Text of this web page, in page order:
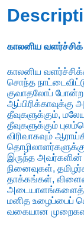
காலனிய
காலனிய
சொந்த
குவாதலோப் போன்ற
ஆப்பிரிக்காவுக்கு
தீவுகளுக்கும்,
தீவுகளுக்கும்
விரிவாகவும்
இருந்த
நினைவுகள்,
தாக்கங்கள்,
அடையாளங்களைத்
மனித உழைப்பைப்
வகையான